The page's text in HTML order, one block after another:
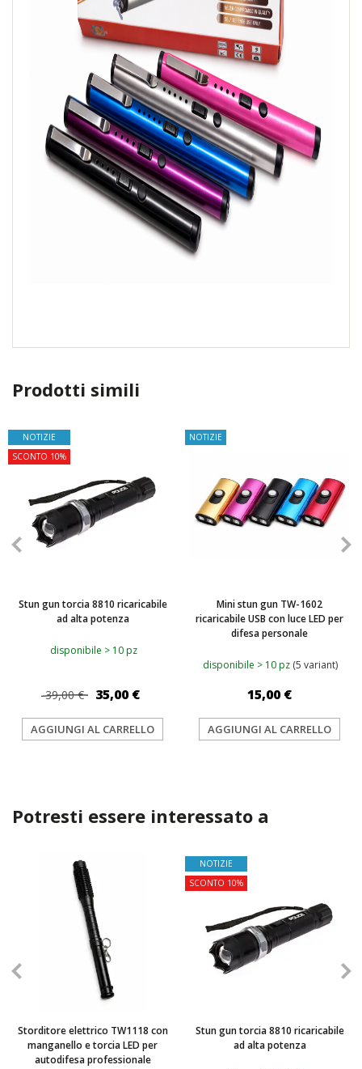
Prodotti simili
NOTIZIE
SCONTO 10%
Stun gun torcia 8810 ricaricabile
ad alta potenza
disponibile > 10 pz
39,00 € 35,00 €
AGGIUNGI AL CARRELLO
NOTIZIE
Mini stun gun TW-1602
ricaricabile USB con luce LED per
difesa personale
disponibile > 10 pz (5 variant)
15,00 €
AGGIUNGI AL CARRELLO
Potresti essere interessato a
Storditore elettrico TW1118 con
manganello e torcia LED per
autodifesa professionale
NOTIZIE
SCONTO 10%
Stun gun torcia 8810 ricaricabile
ad alta potenza